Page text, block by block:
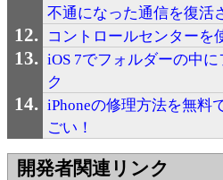
不通になった通信を復活
コントロールセンターを
iOS 7でフォルダーの中
ク
iPhoneの修理方法を無料
ごい！
開発者関連リンク